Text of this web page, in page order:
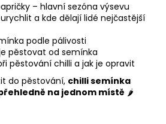
– hlavní sezóna výsevu
a kde dělají lidé nejčastější
podle pálivosti
pěstovat od semínka
pěstování chilli a jak je opravit
do pěstování, chilli semínka
na jednom místě 🌶️